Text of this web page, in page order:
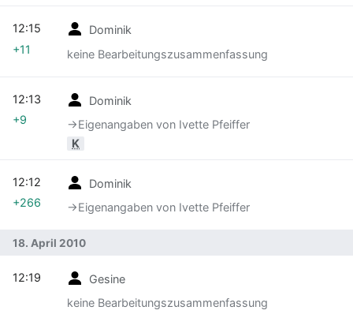
Dominik
keine Bearbeitungszusammenfassung
12:15
+11
Dominik
→‎Eigenangaben von Ivette Pfeiffer
K
12:13
+9
Dominik
→‎Eigenangaben von Ivette Pfeiffer
12:12
+266
18. April 2010
Gesine
keine Bearbeitungszusammenfassung
12:19